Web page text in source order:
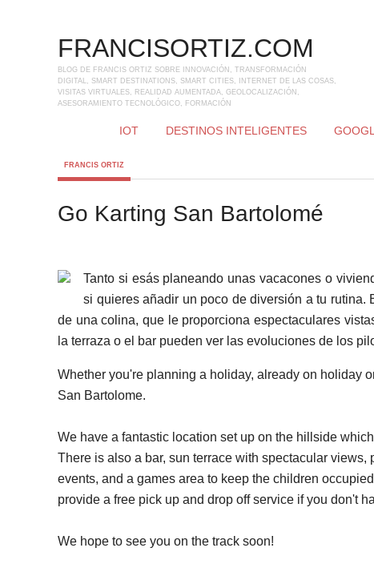
FRANCISORTIZ.COM
BLOG DE FRANCIS ORTIZ SOBRE INNOVACIÓN, TRANSFORMACIÓN
DIGITAL, SMART DESTINATIONS, SMART CITIES, INTERNET DE LAS COSAS,
VISITAS VIRTUALES, REALIDAD AUMENTADA, GEOLOCALIZACIÓN,
ASESORAMIENTO TECNOLÓGICO, FORMACIÓN
IOT DESTINOS INTELIGENTES
FRANCIS ORTIZ
Go Karting San Bartolomé
Tanto si esás planeando unas vacacones o
si quieres añadir un poco de diversión a tu
de una colina, que le proporciona espectaculares
la terraza o el bar pueden ver las evoluciones de los
Whether you're planning a holiday, already on holiday
San Bartolome.
We have a fantastic location set up on the hillside
There is also a bar, sun terrace with spectacular
events, and a games area to keep the children
provide a free pick up and drop off service if you don't
We hope to see you on the track soon!